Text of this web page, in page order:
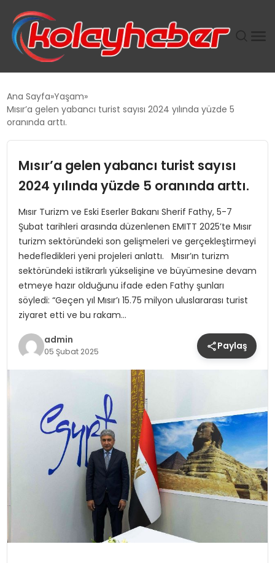
SUWEN’IN İSTIHDAM MODELI EKONOMIDE KADIN
TANYER YAPI ZEMIN MÜHENDISLIĞINDE HEDEF
BÜYÜTTÜ
TOROSLAR’DA PAZAR GERGİNLİĞİ!
Ana Sayfa Yaşam
Mısır’a gelen yabancı turist sayısı 2024 yılında yüzde 5
oranında arttı.
Mısır’a gelen yabancı turist sayısı
2024 yılında yüzde 5 oranında arttı.
Mısır Turizm ve Eski Eserler Bakanı Sherif Fathy, 5-7
Şubat tarihleri arasında düzenlenen EMITT 2025’te Mısır
turizm sektöründeki son gelişmeleri ve gerçekleştirmeyi
hedefledikleri yeni projeleri anlattı. Mısır’ın turizm
sektöründeki istikrarlı yükselişine ve büyümesine devam
etmeye hazır olduğunu ifade eden Fathy şunları
söyledi: “Geçen yıl Mısır’ı 15.75 milyon uluslararası turist
ziyaret etti ve bu rakam…
admin
05 Şubat 2025 Paylaş